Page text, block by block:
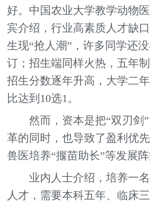
好。中国农业大学教学动物
宾介绍，行业高素质人才缺
生现“抢人潮”，许多同学还
订；招生端同样火热，五年
招生分数逐年升高，大学二
比达到10选1。
然而，资本是把“双刃剑”
革的同时，也导致了盈利优先
兽医培养“揠苗助长”等发展阵
业内人士介绍，培养一名
人才，需要本科五年、临床